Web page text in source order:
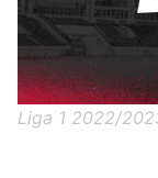
Liga 1 2022/